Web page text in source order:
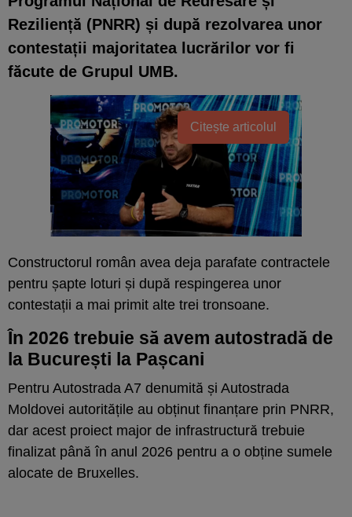
Reziliență (PNRR) și după rezolvarea unor
contestații majoritatea lucrărilor vor fi
făcute de Grupul UMB.
Citește articolul
Constructorul român avea deja parafate contractele
pentru șapte loturi și după respingerea unor
contestații a mai primit alte trei tronsoane.
În 2026 trebuie să avem autostradă de
la București la Pașcani
Pentru Autostrada A7 denumită și Autostrada
Moldovei autoritățile au obținut finanțare prin PNRR,
dar acest proiect major de infrastructură trebuie
finalizat până în anul 2026 pentru a o obține sumele
alocate de Bruxelles.